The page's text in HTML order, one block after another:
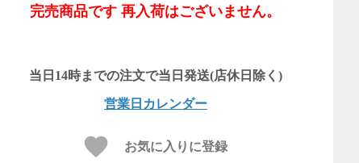
完売商品です 再入荷はございません。
営業日カレンダー
お気に入りに登録